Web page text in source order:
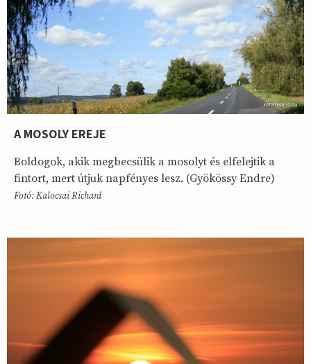
A MOSOLY EREJE
Boldogok, akik megbecsülik a mosolyt és elfelejtik a
fintort, mert útjuk napfényes lesz. (Gyökössy Endre)
Fotó: Kalocsai Richard